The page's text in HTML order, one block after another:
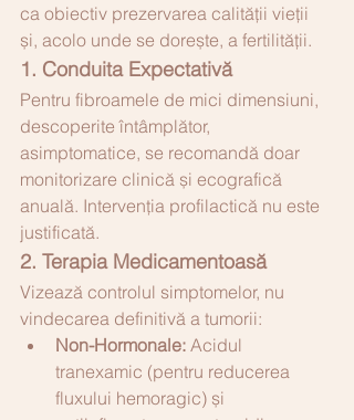
ca obiectiv prezervarea calității vieții
și, acolo unde se dorește, a fertilității.
1. Conduita Expectativă
Pentru fibroamele de mici dimensiuni,
descoperite întâmplător,
asimptomatice, se recomandă doar
monitorizare clinică și ecografică
anuală. Intervenția profilactică nu este
justificată.
2. Terapia Medicamentoasă
Vizează controlul simptomelor, nu
vindecarea definitivă a tumorii:
Non-Hormonale: Acidul
tranexamic (pentru reducerea
fluxului hemoragic) și